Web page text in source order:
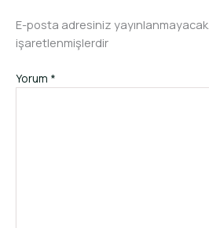
E-posta adresiniz yayınlanmayacak.
işaretlenmişlerdir
Yorum *